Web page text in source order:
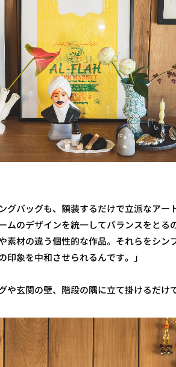
グバッグも、額装するだけで立派なアー
のデザインを統一してバランスをとる
素材の違う個性的な作品。それらをシ
象を中和させられるんです。」
玄関の壁、階段の隅に立て掛けるだけ